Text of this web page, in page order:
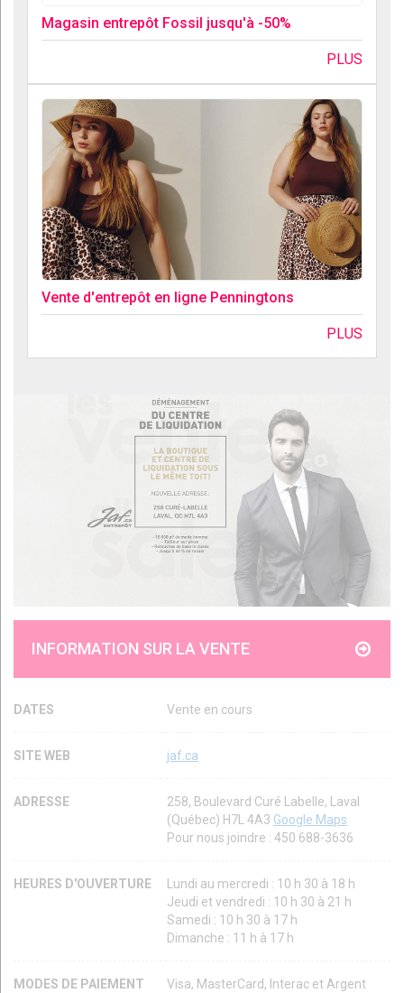
Magasin entrepôt Fossil jusqu'à -50%
PLUS
Vente d'entrepôt en ligne Penningtons
PLUS
INFORMATION SUR LA VENTE
DATES Vente en cours
SITE WEB jaf.ca
ADRESSE
258, Boulevard Curé Labelle, Laval
(Québec) H7L 4A3 Google Maps
Pour nous joindre : 450 688-3636
HEURES D'OUVERTURE
Lundi au mercredi : 10 h 30 à 18 h
Jeudi et vendredi : 10 h 30 à 21 h
Samedi : 10 h 30 à 17 h
Dimanche : 11 h à 17 h
MODES DE PAIEMENT
Visa, MasterCard, Interac et Argent